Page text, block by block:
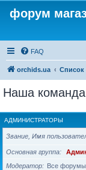
форум
FAQ
orchids.ua
Наша команда
АДМИНИСТРАТОРЫ
Звание, Имя
Основная группа
Модератор
Все форумы